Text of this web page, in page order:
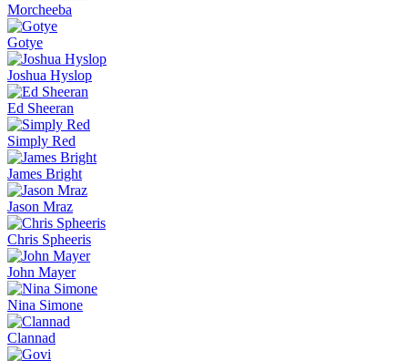
Morcheeba
Gotye
Joshua Hyslop
Ed Sheeran
Simply Red
James Bright
Jason Mraz
Chris Spheeris
John Mayer
Nina Simone
Clannad